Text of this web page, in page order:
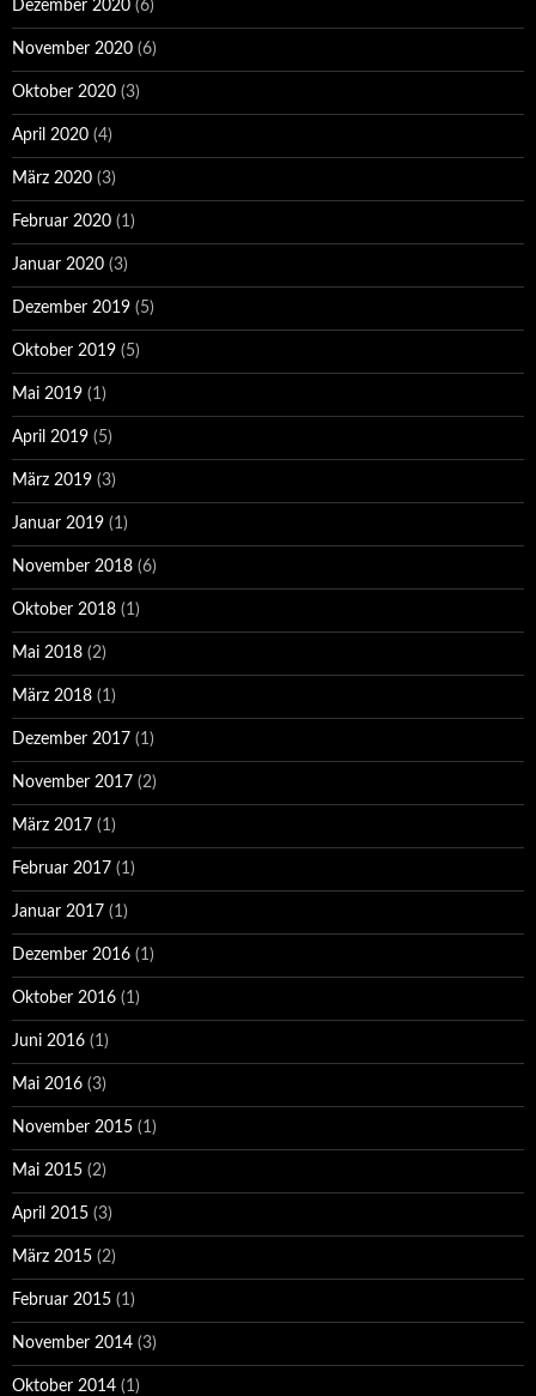
Dezember 2020 (6)
November 2020 (6)
Oktober 2020 (3)
April 2020 (4)
März 2020 (3)
Februar 2020 (1)
Januar 2020 (3)
Dezember 2019 (5)
Oktober 2019 (5)
Mai 2019 (1)
April 2019 (5)
März 2019 (3)
Januar 2019 (1)
November 2018 (6)
Oktober 2018 (1)
Mai 2018 (2)
März 2018 (1)
Dezember 2017 (1)
November 2017 (2)
März 2017 (1)
Februar 2017 (1)
Januar 2017 (1)
Dezember 2016 (1)
Oktober 2016 (1)
Juni 2016 (1)
Mai 2016 (3)
November 2015 (1)
Mai 2015 (2)
April 2015 (3)
März 2015 (2)
Februar 2015 (1)
November 2014 (3)
Oktober 2014 (1)